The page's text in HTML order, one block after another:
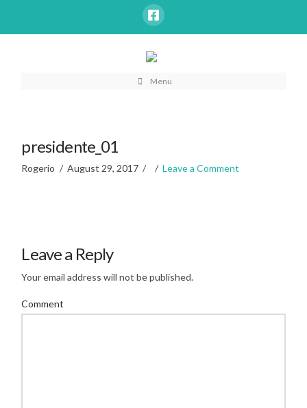
Menu
presidente_01
Rogerio August 29, 2017 Leave a Comment
Leave a Reply
Your email address will not be published.
Comment